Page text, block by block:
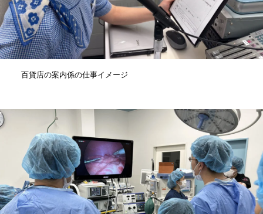
百貨店の案内係の仕事イメージ